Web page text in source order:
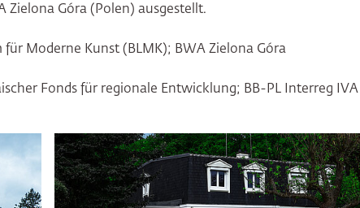
Zielona Góra (Polen) ausgestellt.
Moderne Kunst (BLMK); BWA Zielona Góra
Fonds für regionale Entwicklung; BB-PL Interreg IVA